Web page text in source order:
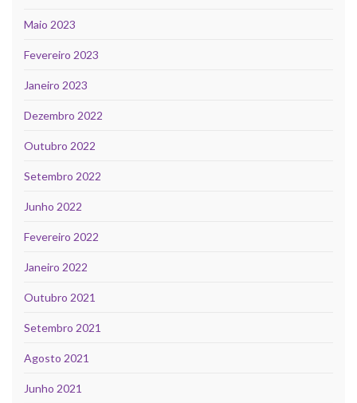
Maio 2023
Fevereiro 2023
Janeiro 2023
Dezembro 2022
Outubro 2022
Setembro 2022
Junho 2022
Fevereiro 2022
Janeiro 2022
Outubro 2021
Setembro 2021
Agosto 2021
Junho 2021